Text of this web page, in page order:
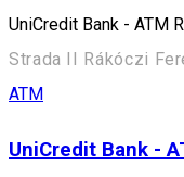
UniCredit Bank - ATM
ATM
UniCredit Bank -